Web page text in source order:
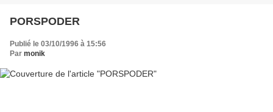
PORSPODER
Publié le 03/10/1996 à 15:56
Par monik